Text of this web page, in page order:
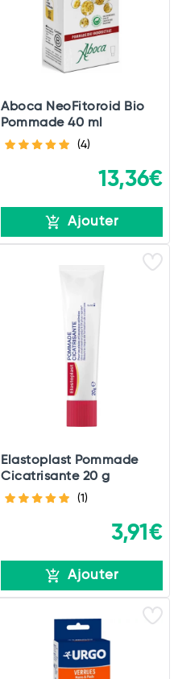
Aboca NeoFitoroid Bio
Pommade 40 ml
(4)
13,36€
Ajouter
Elastoplast Pommade
Cicatrisante 20 g
(1)
3,91€
Ajouter